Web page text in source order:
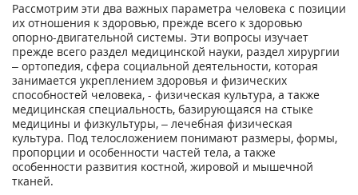
Рассмотрим эти два важных параметра человека с позиции
их отношения к здоровью, прежде всего к здоровью
опорно-двигательной системы. Эти вопросы изучает
прежде всего раздел медицинской науки, раздел хирургии
– ортопедия, сфера социальной деятельности, которая
занимается укреплением здоровья и физических
способностей человека, - физическая культура, а также
медицинская специальность, базирующаяся на стыке
медицины и физкультуры, – лечебная физическая
культура. Под телосложением понимают размеры, формы,
пропорции и особенности частей тела, а также
особенности развития костной, жировой и мышечной
тканей.